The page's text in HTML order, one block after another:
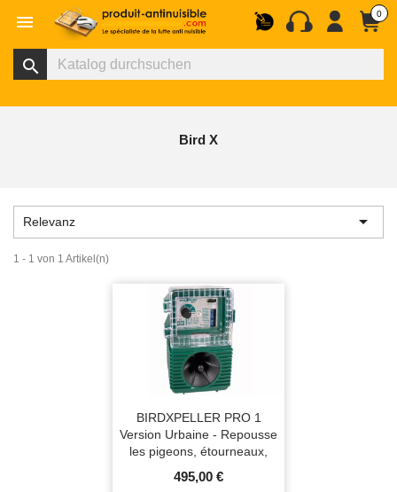
 0
search
Bird X
Relevanz 
1 - 1 von 1 Artikel(n)
BIRDXPELLER PRO 1
Version Urbaine - Repousse
les pigeons, étourneaux,
495,00 €